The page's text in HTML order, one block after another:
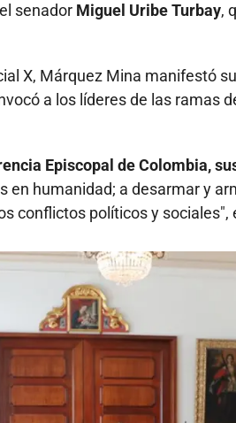
senador Miguel Uribe Turbay,
X, Márquez Mina manifestó
a los líderes de las ramas
Episcopal de Colombia,
en humanidad; a desarmar y
conflictos políticos y sociales",